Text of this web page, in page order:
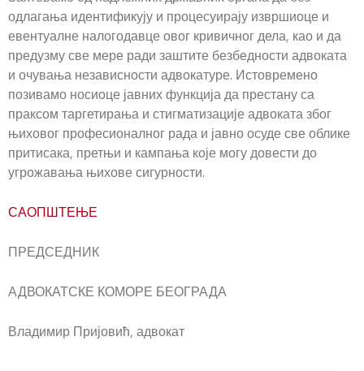
одлагања идентификују и процесуирају извршиоце и
евентуалне налогодавце овог кривичног дела, као и да
предузму све мере ради заштите безбедности адвоката
и очувања независности адвокатуре. Истовремено
позивамо носиоце јавних функција да престану са
праксом таргетирања и стигматизације адвоката због
њиховог професионалног рада и јавно осуде све облике
притисака, претњи и кампања које могу довести до
угрожавања њихове сигурности.
САОПШТЕЊЕ
ПРЕДСЕДНИК
АДВОКАТСКЕ КОМОРЕ БЕОГРАДА
Владимир Пријовић, адвокат